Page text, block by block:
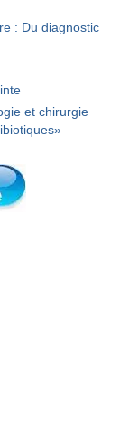
: Du diagnostic
et chirurgie